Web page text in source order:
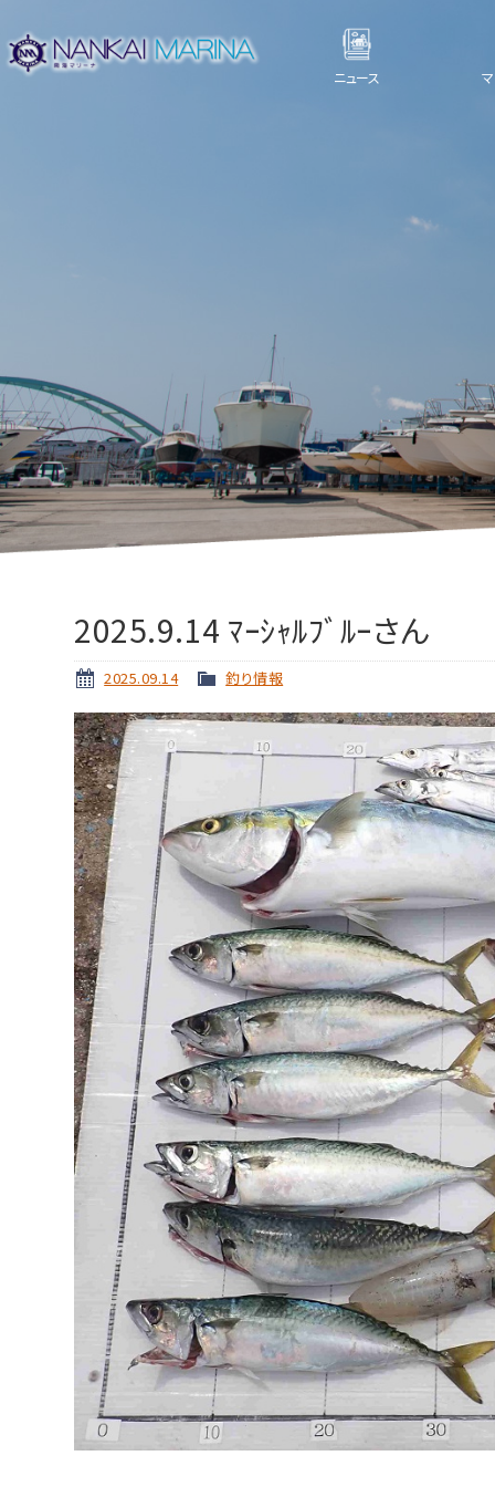
ニュース
2025.9.14 ﾏｰｼｬﾙﾌﾞﾙｰさん
2025.09.14 釣り情報